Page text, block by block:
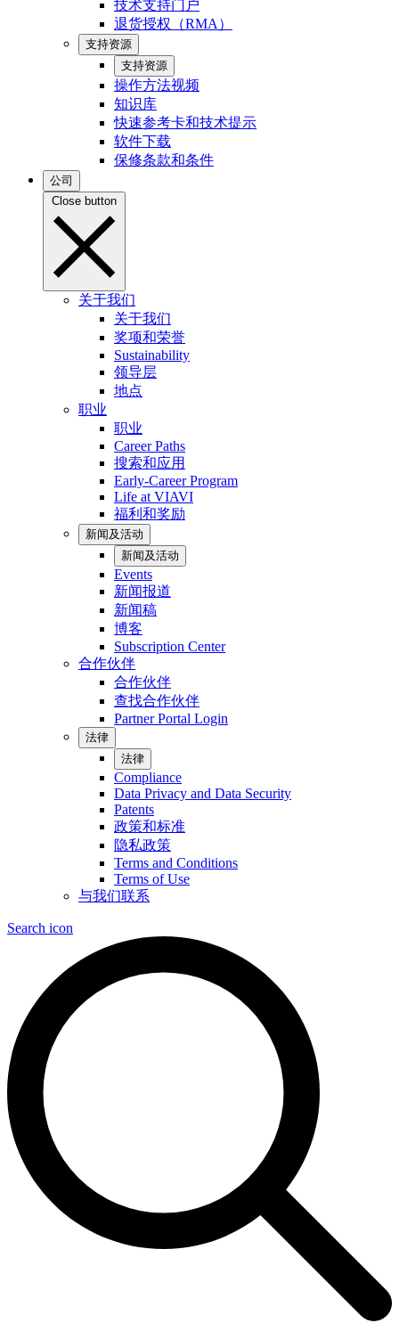
技术支持门户
退货授权（RMA）
支持资源
支持资源
操作方法视频
知识库
快速参考卡和技术提示
软件下载
保修条款和条件
公司
Close button
关于我们
关于我们
奖项和荣誉
Sustainability
领导层
地点
职业
职业
Career Paths
搜索和应用
Early-Career Program
Life at VIAVI
福利和奖励
新闻及活动
新闻及活动
Events
新闻报道
新闻稿
博客
Subscription Center
合作伙伴
合作伙伴
查找合作伙伴
Partner Portal Login
法律
法律
Compliance
Data Privacy and Data Security
Patents
政策和标准
隐私政策
Terms and Conditions
Terms of Use
与我们联系
Search icon